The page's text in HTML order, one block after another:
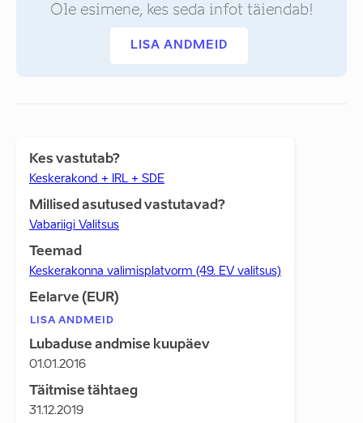
Ole esimene, kes seda infot täiendab!
LISA ANDMEID
Kes vastutab?
Keskerakond + IRL + SDE
Millised asutused vastutavad?
Vabariigi Valitsus
Teemad
Keskerakonna valimisplatvorm (49. EV valitsus)
Eelarve (EUR)
LISA ANDMEID
Lubaduse andmise kuupäev
01.01.2016
Täitmise tähtaeg
31.12.2019